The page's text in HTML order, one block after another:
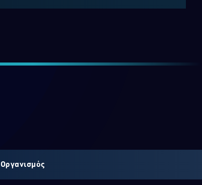
Οργανισμός